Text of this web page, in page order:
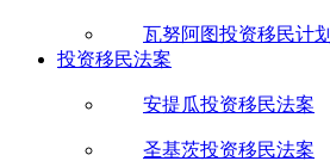
瓦努阿图投资移民计划
投资移民法案
安提瓜投资移民法案
圣基茨投资移民法案